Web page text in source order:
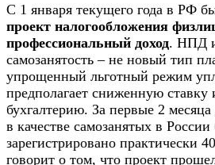
С 1 января текущего года в РФ
проект налогообложения
профессиональный доход. НПД
самозанятость – не новый тип
упрощенный льготный режим
предполагает сниженную ставку
бухгалтерию. За первые 2
в качестве самозанятых в
зарегистрировано практически
говорит о том, что проект